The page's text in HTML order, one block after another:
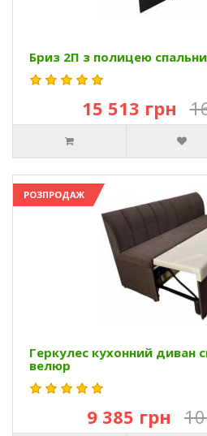
Бриз 2П з полицею
15 513 грн
РОЗПРОДАЖ
Геркулес кухонний диван
велюр
9 385 грн